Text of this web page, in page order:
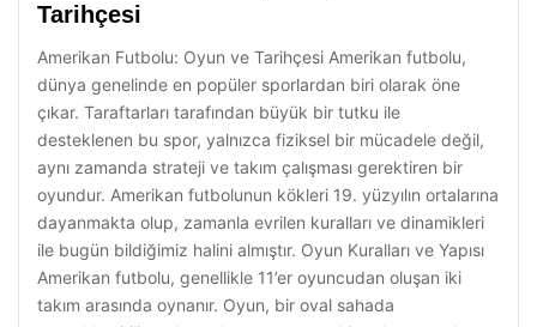
Tarihçesi
Amerikan Futbolu: Oyun ve Tarihçesi Amerikan futbolu,
dünya genelinde en popüler sporlardan biri olarak öne
çıkar. Taraftarları tarafından büyük bir tutku ile
desteklenen bu spor, yalnızca fiziksel bir mücadele değil,
aynı zamanda strateji ve takım çalışması gerektiren bir
oyundur. Amerikan futbolunun kökleri 19. yüzyılın ortalarına
dayanmakta olup, zamanla evrilen kuralları ve dinamikleri
ile bugün bildiğimiz halini almıştır. Oyun Kuralları ve Yapısı
Amerikan futbolu, genellikle 11’er oyuncudan oluşan iki
takım arasında oynanır. Oyun, bir oval sahada